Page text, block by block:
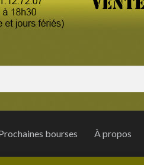
bourses À propos